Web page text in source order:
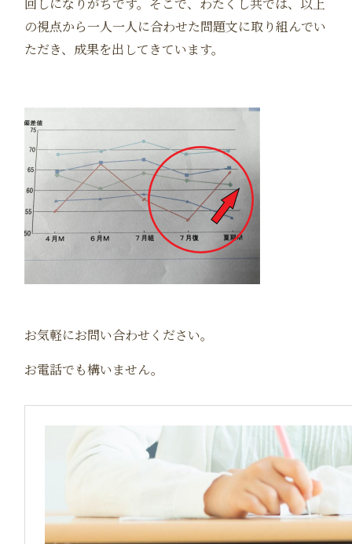
回しになりがちです。そこで、わたくし共では、以上
の視点から一人一人に合わせた問題文に取り組んでい
ただき、成果を出してきています。
お気軽にお問い合わせください。
お電話でも構いません。